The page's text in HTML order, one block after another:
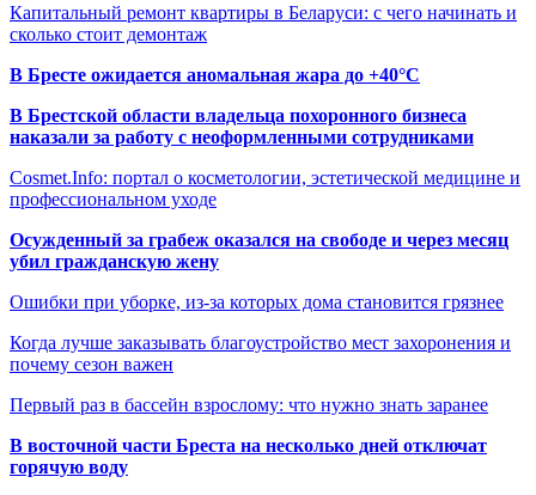
Капитальный ремонт квартиры в Беларуси: с чего начинать и
сколько стоит демонтаж
В Бресте ожидается аномальная жара до +40°C
В Брестской области владельца похоронного бизнеса
наказали за работу с неоформленными сотрудниками
Cosmet.Info: портал о косметологии, эстетической медицине и
профессиональном уходе
Осужденный за грабеж оказался на свободе и через месяц
убил гражданскую жену
Ошибки при уборке, из-за которых дома становится грязнее
Когда лучше заказывать благоустройство мест захоронения и
почему сезон важен
Первый раз в бассейн взрослому: что нужно знать заранее
В восточной части Бреста на несколько дней отключат
горячую воду